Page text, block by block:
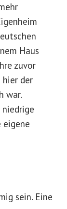
Haus
zuvor
hier der
war.
eigene
sein. Eine